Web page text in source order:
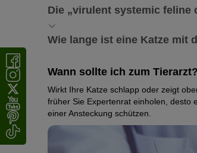
Während bei einigen Katzen keine
Krankheitsverläufe. Zu den typischen
Appetitlosigkeit
Mattigkeit
Niesen
undHusten
eitriger oder seröser Augen- und
entzündete Bläschen und
Breitet sich das Virus über das Blut in
Die „virulent systemic feline
Eine besonders schwere Form der
von besonders virulenten
Wie lange ist eine Katze mit
Symptome zeigen. Sie gelten als
Unerkannt infizierte Katzen können
Augenausfluss und Speichel
Wann sollte ich zum Tierarzt?
Wirkt Ihre Katze schlapp oder zeigt
früher Sie Expertenrat einholen, desto
einer Ansteckung schützen.